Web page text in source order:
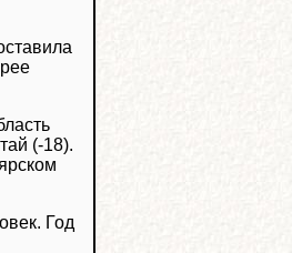
(-18).
Год